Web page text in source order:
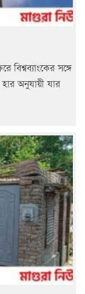
বিশ্বব্যাংকের সঙ্গে
অনুযায়ী যার